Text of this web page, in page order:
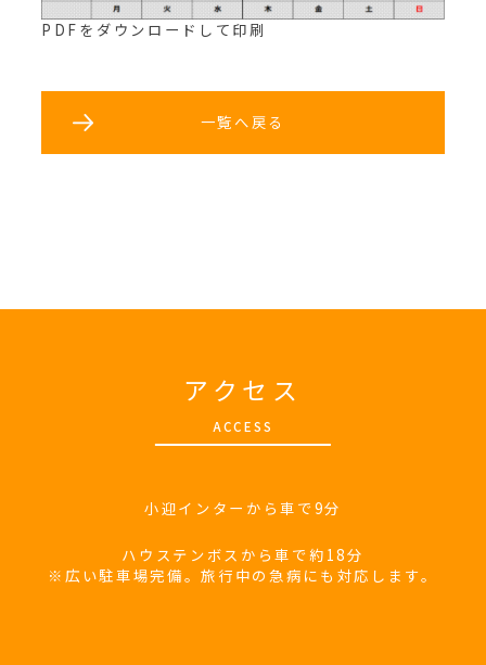
PDFをダウンロードして印刷
一覧へ戻る
アクセス
ACCESS
小迎インターから車で9分
ハウステンボスから車で約18分
※広い駐車場完備。旅行中の急病にも対応します。